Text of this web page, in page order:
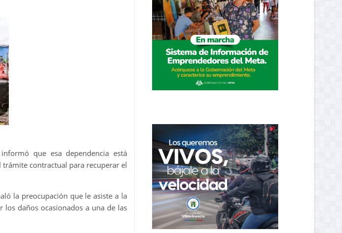
que esa dependencia está
contractual para recuperar el
la preocupación que le asiste a la
daños ocasionados a una de las